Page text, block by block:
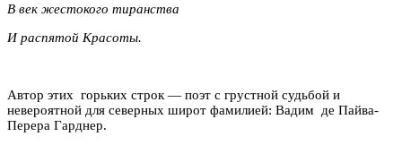
В век жестокого тиранства
И распятой Красоты.
Автор этих горьких строк — поэт с грустной судьбой и
невероятной для северных широт фамилией: Вадим де Пайва-
Перера Гарднер.